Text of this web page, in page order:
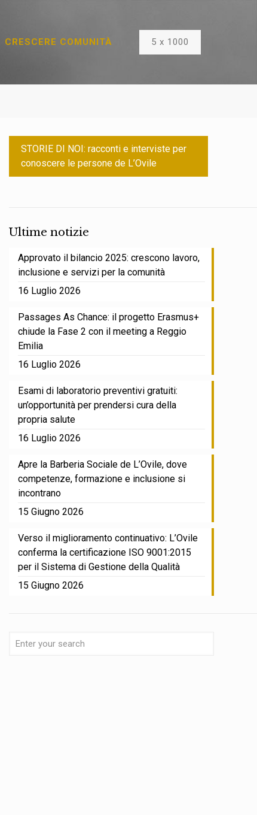
CRESCERE COMUNITÀ 5 x 1000
STORIE DI NOI: racconti e interviste per
conoscere le persone de L’Ovile
Ultime notizie
Approvato il bilancio 2025: crescono lavoro,
inclusione e servizi per la comunità
16 Luglio 2026
Passages As Chance: il progetto Erasmus+
chiude la Fase 2 con il meeting a Reggio
Emilia
16 Luglio 2026
Esami di laboratorio preventivi gratuiti:
un’opportunità per prendersi cura della
propria salute
16 Luglio 2026
Apre la Barberia Sociale de L’Ovile, dove
competenze, formazione e inclusione si
incontrano
15 Giugno 2026
Verso il miglioramento continuativo: L’Ovile
conferma la certificazione ISO 9001:2015
per il Sistema di Gestione della Qualità
15 Giugno 2026